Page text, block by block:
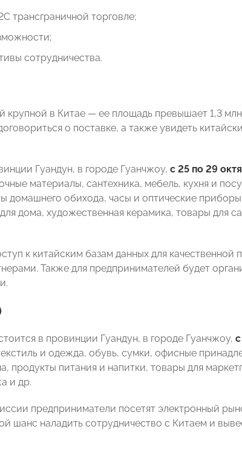
трансграничной торговле;
сотрудничества.
крупной в Китае — ее площадь превышает 1,3
о поставке, а также увидеть
Гуандун, в городе Гуанчжоу, с 25 по 29
материалы, сантехника, мебель, кухня и
домашнего обихода, часы и оптические
дома, художественная керамика, товары для
к китайским базам данных для качественной
Также для предпринимателей будет
в провинции Гуандун, в городе Гуанчжоу,
и одежда, обувь, сумки, офисные
продукты питания и напитки, товары для
и др.
предприниматели посетят электронный
шанс наладить сотрудничество с Китаем и